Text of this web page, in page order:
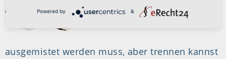
ausgemistet werden muss, aber trennen kannst
Powered by &